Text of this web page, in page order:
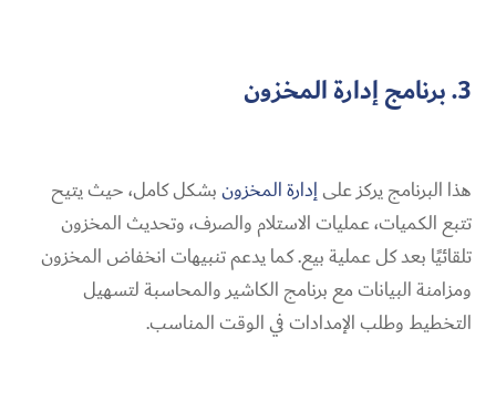
3. برنامج إدارة المخزون
هذا البرنامج يركز علىإدارة المخزونبشكل كامل، حيث يتيح
تتبع الكميات، عمليات الاستلام والصرف، وتحديث المخزون
تلقائيًا بعد كل عملية بيع. كما يدعم تنبيهات انخفاض المخزون
ومزامنة البيانات مع برنامج الكاشير والمحاسبة لتسهيل
التخطيط وطلب الإمدادات في الوقت المناسب.